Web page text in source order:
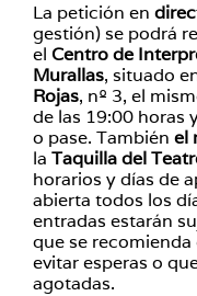
La petición en
gestión) se podrá
el Centro de
Murallas, situado
Rojas, nº 3, el
de las 19:00 horas
o pase. También el
la Taquilla del
horarios y días de
abierta todos los
entradas estarán
que se recomienda
evitar esperas o
agotadas.